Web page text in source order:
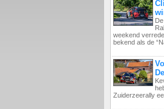
weekend
bekend als de
Zuiderzeerally